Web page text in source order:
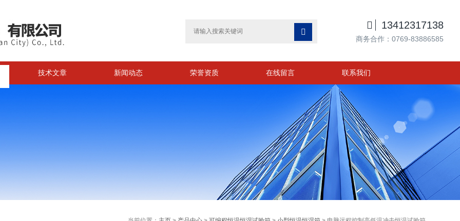

 13412317138
商务合作：0769-83886585
技术文章 新闻动态 荣誉资质 在线留言 联系我们